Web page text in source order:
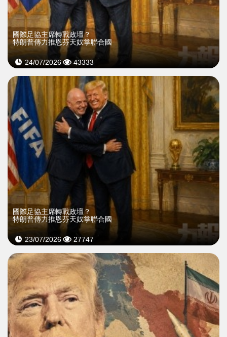
國際足協主席轉戰政壇？
特朗普傳力推恩芬天奴掌聯合國
24/07/2026 43333
國際足協主席轉戰政壇？
特朗普傳力推恩芬天奴掌聯合國
23/07/2026 27747